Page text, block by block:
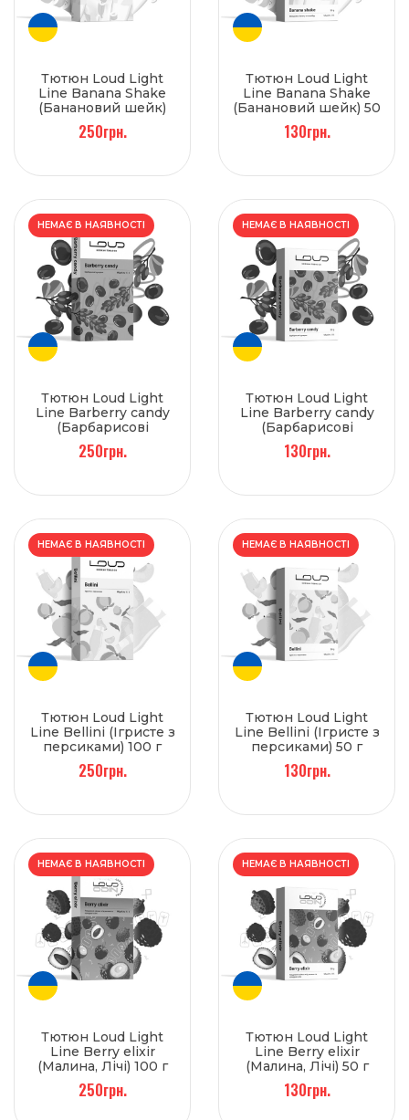
Тютюн Loud Light
Line Banana Shake
(Банановий шейк)
100 г
250грн.
Тютюн Loud Light
Line Banana Shake
(Банановий шейк) 50
г
130грн.
НЕМАЄ В НАЯВНОСТІ
Тютюн Loud Light
Line Barberry candy
(Барбарисові
цукерки) 100 г
250грн.
НЕМАЄ В НАЯВНОСТІ
Тютюн Loud Light
Line Barberry candy
(Барбарисові
цукерки) 50 г
130грн.
НЕМАЄ В НАЯВНОСТІ
Тютюн Loud Light
Line Bellini (Ігристе з
персиками) 100 г
250грн.
НЕМАЄ В НАЯВНОСТІ
Тютюн Loud Light
Line Bellini (Ігристе з
персиками) 50 г
130грн.
НЕМАЄ В НАЯВНОСТІ
Тютюн Loud Light
Line Berry elixir
(Малина, Лічі) 100 г
250грн.
НЕМАЄ В НАЯВНОСТІ
Тютюн Loud Light
Line Berry elixir
(Малина, Лічі) 50 г
130грн.